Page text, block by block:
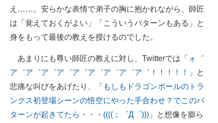
え……。安らかな表情で弟子の胸に抱かれながら、師匠
は「覚えておくがよい」「こういうパターンもある」と
身をもって最後の教えを授けるのでした。
あまりにも尊い師匠の教えに対し、Twitterでは「 ォ゛
ア゛ア゛ア゛ア゛ア゛ア゛ア゛ア゛ア゛！！！！！
」と
悲痛な叫びをあげたり、「 もしもドラゴンボールのトラ
ンクス初登場シーンの悟空にやった手合わせ？でこのパ
ターンが起きてたら・・・((((；゜Д゜))) 」と想像を膨ら